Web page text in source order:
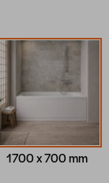
1700 x 700 mm